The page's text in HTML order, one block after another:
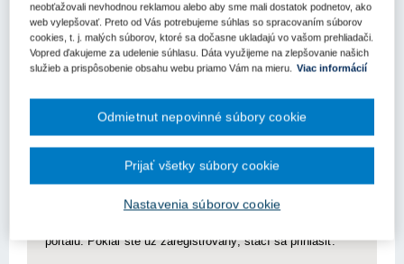
Granty sú určené pre organizácie alebo konzorciá na financovanie
kampaní, ktoré trvajú 12 mesiacov a ich cieľom je zvýšiť
informovanosť o politike súdržnosti a o spôsoboch, akými zlepšuje
život občanov EÚ.
Do dnešného dňa získalo viac ako 150 organizácií granty, ktoré im
umožňujú oslov
Pre zobrazenie článku nemáte dostatočné oprávnenia.
Odomknite si prístup k odbornému obsahu na portáli.
portálu. Pokiaľ ste už zaregistrovaný, stačí sa prihlásiť.
neobťažovali nevhodnou reklamou alebo aby sme mali dostatok podnetov, ako
web vylepšovať. Preto od Vás potrebujeme súhlas so spracovaním súborov
cookies, t. j. malých súborov, ktoré sa dočasne ukladajú vo vašom prehliadači.
Vopred ďakujeme za udelenie súhlasu. Dáta využijeme na zlepšovanie našich
služieb a prispôsobenie obsahu webu priamo Vám na mieru.
Viac informácií
Nastavenia súborov cookie
Odmietnut nepovinné súbory cookie
Prijať všetky súbory cookie